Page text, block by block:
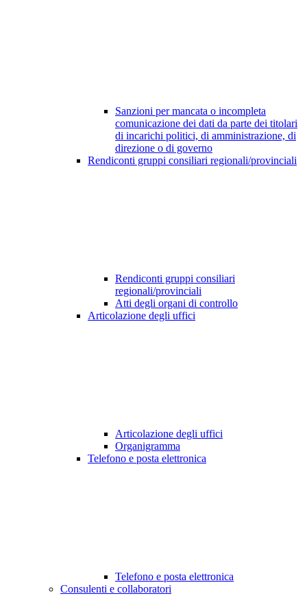
Sanzioni per mancata o incompleta
comunicazione dei dati da parte dei titolari
di incarichi politici, di amministrazione, di
direzione o di governo
Rendiconti gruppi consiliari regionali/provinciali
Rendiconti gruppi consiliari
regionali/provinciali
Atti degli organi di controllo
Articolazione degli uffici
Articolazione degli uffici
Organigramma
Telefono e posta elettronica
Telefono e posta elettronica
Consulenti e collaboratori